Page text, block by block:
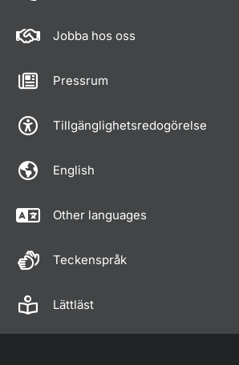
Jobba hos oss
Pressrum
Tillgänglighetsredogörelse
English
Other languages
Teckenspråk
Lättläst